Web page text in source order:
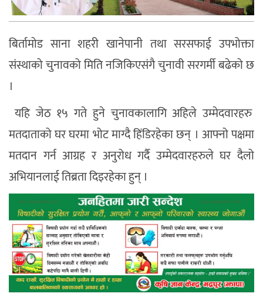
बिर्तामोड साना शहरी खानेपानी तथा सरसफाई उपभोक्ता
संस्थाको चुनावको मिति नजिकिएसंगै चुनावी सरगर्मी बढेको छ
।
यहि जेठ १५ गते हुने चुनावकालागि अहिले उम्मेदवारहरु
मतदाताको घर घरमा भोट माग्दै हिंडिरहेका छन् । आफ्नो पक्षमा
मतदान गर्न आग्रह र अनुरोध गर्दै उम्मेदवारहरुले घर दैलो
अभियानलाई तिब्रता दिइरहेका हुन् ।